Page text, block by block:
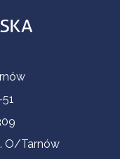
O/Tarnów